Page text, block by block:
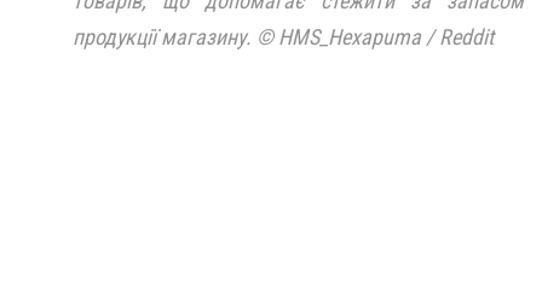
продукції магазину. © HMS_Hexapuma / Reddit